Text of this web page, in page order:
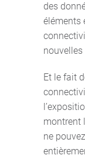
des
éléments
Et le fait
montrent
ne